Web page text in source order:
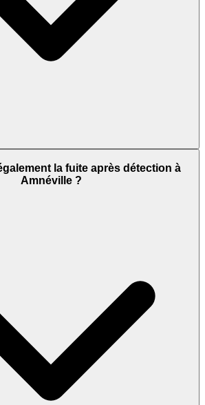
la fuite après détection à
Amnéville ?